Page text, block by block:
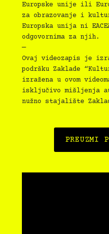
Europske unije ili
za obrazovanje i
Europska unija ni
odgovornima za njih.
—
Ovaj videozapis je
podršku Zaklade
izražena u ovom
isključivo mišljenja
nužno stajalište
PREUZMI